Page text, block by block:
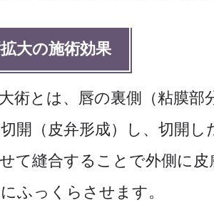
大の施術効果
術とは、唇の裏側（粘膜部
開（皮弁形成）し、切開し
て縫合することで外側に皮
ふっくらさせます。